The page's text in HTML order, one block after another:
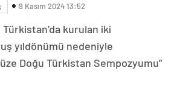
9 Kasım 2024 13:52
Türkistan’da kurulan iki
yıldönümü nedeniyle
Doğu Türkistan Sempozyumu”